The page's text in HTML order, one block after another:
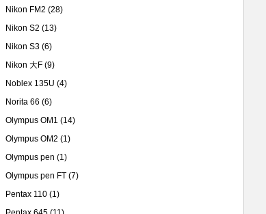
Nikon FM2 (28)
Nikon S2 (13)
Nikon S3 (6)
Nikon 大F (9)
Noblex 135U (4)
Norita 66 (6)
Olympus OM1 (14)
Olympus OM2 (1)
Olympus pen (1)
Olympus pen FT (7)
Pentax 110 (1)